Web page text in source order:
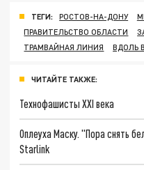
ТЕГИ: РОСТОВ-НА-ДОНУ
ПРАВИТЕЛЬСТВО ОБЛАСТИ
ТРАМВАЙНАЯ ЛИНИЯ
ВДОЛЬ
ЧИТАЙТЕ ТАКЖЕ:
Технофашисты XXI века
Оплеуха Маску. "Пора снять
Starlink